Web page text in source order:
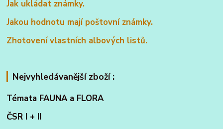
Jak ukládat známky.
Jakou hodnotu mají poštovní známky.
Zhotovení vlastních albových listů.
Nejvyhledávanější zboží :
Témata FAUNA a FLORA
ČSR I + II